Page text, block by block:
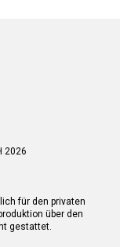
2026
für den privaten
über den
gestattet.